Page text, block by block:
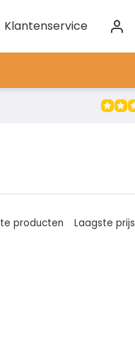
Klantenservice
producten Laagste prijs